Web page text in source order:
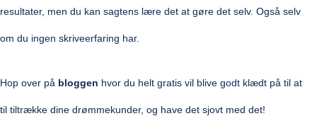
resultater, men du kan sagtens lære det at gøre det selv. Også selv
om du ingen skriveerfaring har.
Hop over på bloggen hvor du helt gratis vil blive godt klædt på til at
til tiltrække dine drømmekunder, og have det sjovt med det!